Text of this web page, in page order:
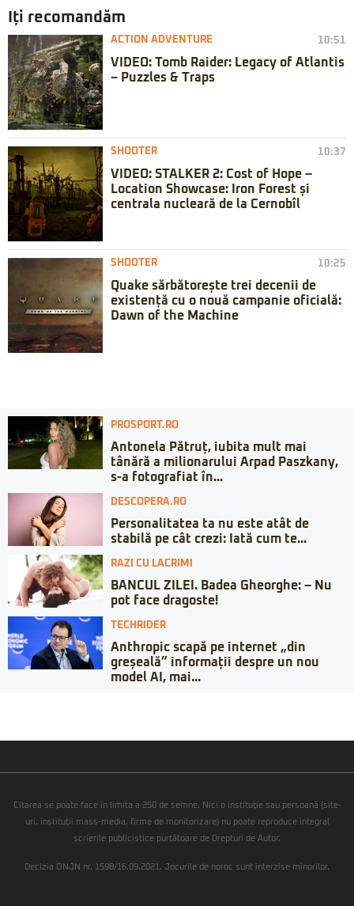
Iți recomandăm
ACTION ADVENTURE 10:51
VIDEO: Tomb Raider: Legacy of Atlantis
– Puzzles & Traps
SHOOTER 10:37
VIDEO: STALKER 2: Cost of Hope –
Location Showcase: Iron Forest și
centrala nucleară de la Cernobîl
SHOOTER 10:25
Quake sărbătorește trei decenii de
existență cu o nouă campanie oficială:
Dawn of the Machine
PROSPORT.RO
Antonela Pătruț, iubita mult mai
tânără a milionarului Arpad Paszkany,
s-a fotografiat în...
DESCOPERA.RO
Personalitatea ta nu este atât de
stabilă pe cât crezi: Iată cum te...
RAZI CU LACRIMI
BANCUL ZILEI. Badea Gheorghe: – Nu
pot face dragoste!
TECHRIDER
Anthropic scapă pe internet „din
greșeală” informații despre un nou
model AI, mai...
Citarea se poate face în limita a 250 de semne. Nici o instituţie sau persoană (site-
uri, instituţii mass-media, firme de monitorizare) nu poate reproduce integral
scrierile publicistice purtătoare de Drepturi de Autor.
Decizia ONJN nr. 1598/16.09.2021. Jocurile de noroc sunt interzise minorilor.